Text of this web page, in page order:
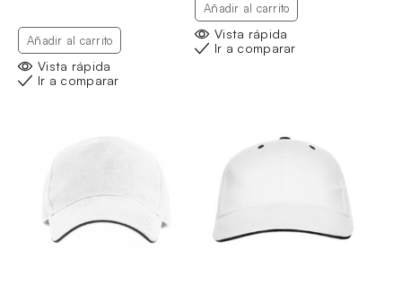
Añadir al carrito
Vista rápida
Ir a comparar
Añadir al carrito
Vista rápida
Ir a comparar